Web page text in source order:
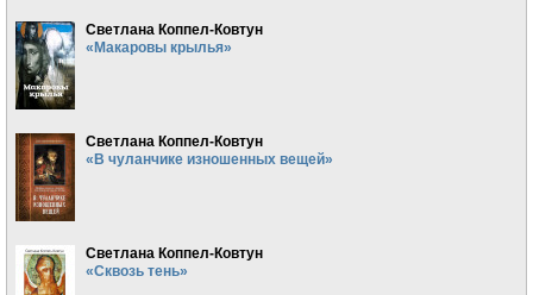
Светлана Коппел-Ковтун
«Макаровы крылья»
Светлана Коппел-Ковтун
«В чуланчике изношенных вещей»
Светлана Коппел-Ковтун
«Сквозь тень»